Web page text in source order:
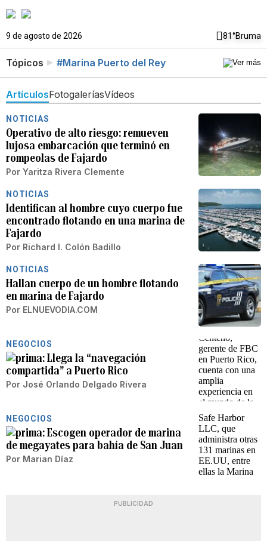
9 de agosto de 2026 81°Bruma
Tópicos #Marina Puerto del Rey
ArtículosFotogaleríasVídeos
NOTICIAS
Operativo de alto riesgo: remueven
lujosa embarcación que terminó en
rompeolas de Fajardo
Por Yaritza Rivera Clemente
NOTICIAS
Identifican al hombre cuyo cuerpo fue
encontrado flotando en una marina de
Fajardo
Por Richard I. Colón Badillo
NOTICIAS
Hallan cuerpo de un hombre flotando
en marina de Fajardo
Por ELNUEVODIA.COM
NEGOCIOS
Llega la “navegación
compartida” a Puerto Rico
Por José Orlando Delgado Rivera
NEGOCIOS
Escogen operador de marina
de megayates para bahía de San Juan
Por Marian Díaz
PUBLICIDAD